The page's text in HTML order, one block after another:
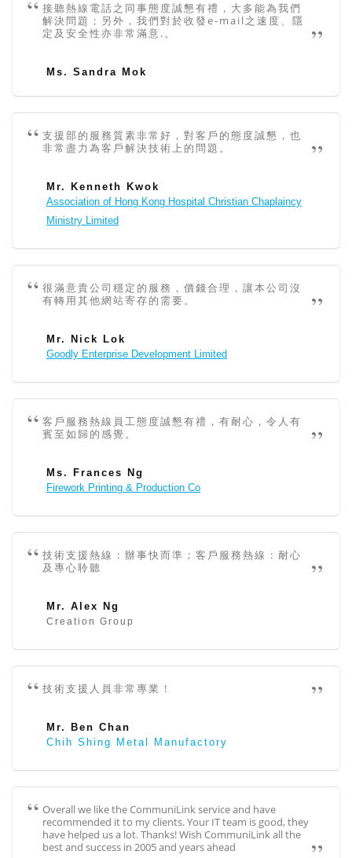
接聽熱線電話之同事態度誠懇有禮，大多能為我們
解決問題；另外，我們對於收發e-mail之速度、隱
定及安全性亦非常滿意.。
Ms. Sandra Mok
支援部的服務質素非常好，對客戶的態度誠懇，也
非常盡力為客戶解決技術上的問題。
Mr. Kenneth Kwok
Association of Hong Kong Hospital Christian Chaplaincy
Ministry Limited
很滿意貴公司穩定的服務，價錢合理，讓本公司沒
有轉用其他網站寄存的需要。
Mr. Nick Lok
Goodly Enterprise Development Limited
客戶服務熱線員工態度誠懇有禮，有耐心，令人有
賓至如歸的感覺。
Ms. Frances Ng
Firework Printing & Production Co
技術支援熱線 : 辦事快而準 ; 客戶服務熱線 : 耐心
及專心聆聽
Mr. Alex Ng
Creation Group
技術支援人員非常專業 !
Mr. Ben Chan
Chih Shing Metal Manufactory
Overall we like the CommuniLink service and have
recommended it to my clients. Your IT team is good, they
have helped us a lot. Thanks! Wish CommuniLink all the
best and success in 2005 and years ahead